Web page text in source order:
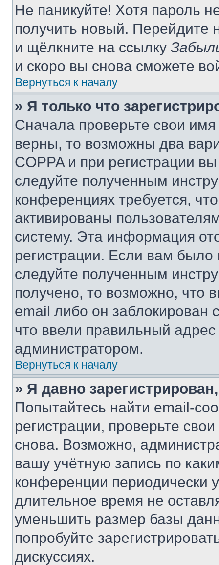
Не паникуйте! Хотя пароль
получить новый. Перейдите
и щёлкните на ссылку
и скоро вы снова сможете
Вернуться к началу
» Я только что
Сначала проверьте свои
верны, то возможны два
COPPA и при регистрации
следуйте полученным
конференциях требуется,
активированы
систему. Эта информация
регистрации. Если вам
следуйте полученным
получено, то возможно, что
email либо он
что ввели правильный адрес
администратором.
Вернуться к началу
» Я давно
Попытайтесь найти email-
регистрации, проверьте
снова. Возможно,
вашу учётную запись по
конференции периодически
длительное время не
уменьшить размер базы
попробуйте
дискуссиях.